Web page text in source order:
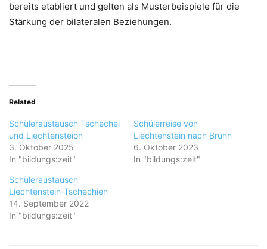
bereits etabliert und gelten als Musterbeispiele für die
Stärkung der bilateralen Beziehungen.
Related
Schüleraustausch Tschechei
und Liechtensteion
3. Oktober 2025
In "bildungs:zeit"
Schülerreise von
Liechtenstein nach Brünn
6. Oktober 2023
In "bildungs:zeit"
Schüleraustausch
Liechtenstein-Tschechien
14. September 2022
In "bildungs:zeit"